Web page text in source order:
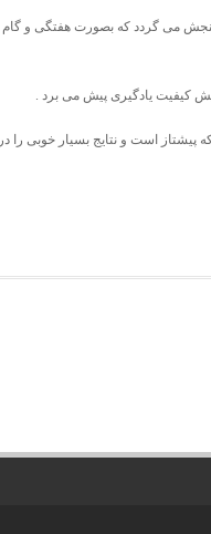
سنجش می گردد که بصورت هفتگی و گام
کیفیت یادگیری پیش می برد .
است و نتایج بسیار خوبی را در